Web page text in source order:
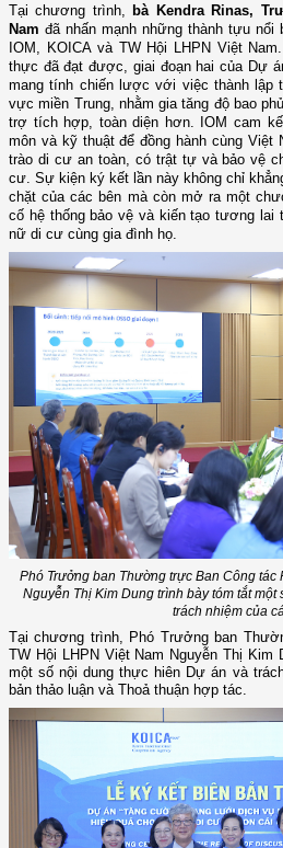
Tại chương trình, bà Kendra Rinas,
Nam đã nhấn mạnh những thành tựu
IOM, KOICA và TWHội LHPN Việt
thực đã đạt được , giai đoạn hai của Dự
mang tính chiến lược với việc thành lập
vực miền Trung, nhằm gia tăng độ bao
trợ tích hợp, toàn diện hơn. IOM cam
môn và kỹ thuật để đồng hành cùng Việt
trào di cư an toàn, có trật tự và bảo vệ
cư. Sự kiện ký kết lần này không chỉ
chặt của các bên mà còn mở ra một
cố hệ thống bảo vệ và kiến tạo tương lai
nữ di cư cùng gia đình họ.
Phó Trưởng ban Thường trực Ban Công tác
Nguyễn Thị Kim Dung trình bày tóm tắtmột
trách nhiệm của
Tại chương trình, Phó Trưởng ban
TW Hội LHPN Việt Nam Nguyễn Thị Kim
một số nội dung thực hiên Dự án và
bản thảo luận và Thoả thuận hợp tác.